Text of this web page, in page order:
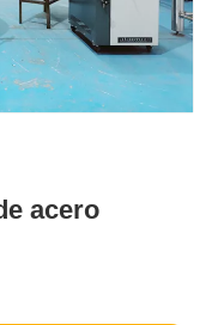
acero